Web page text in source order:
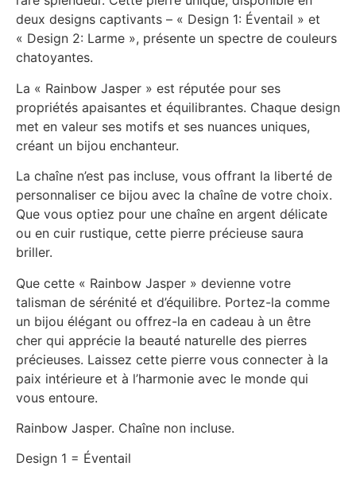
deux designs captivants – « Design 1: Éventail » et
« Design 2: Larme », présente un spectre de couleurs
chatoyantes.
La « Rainbow Jasper » est réputée pour ses
propriétés apaisantes et équilibrantes. Chaque design
met en valeur ses motifs et ses nuances uniques,
créant un bijou enchanteur.
La chaîne n’est pas incluse, vous offrant la liberté de
personnaliser ce bijou avec la chaîne de votre choix.
Que vous optiez pour une chaîne en argent délicate
ou en cuir rustique, cette pierre précieuse saura
briller.
Que cette « Rainbow Jasper » devienne votre
talisman de sérénité et d’équilibre. Portez-la comme
un bijou élégant ou offrez-la en cadeau à un être
cher qui apprécie la beauté naturelle des pierres
précieuses. Laissez cette pierre vous connecter à la
paix intérieure et à l’harmonie avec le monde qui
vous entoure.
Rainbow Jasper. Chaîne non incluse.
Design 1 = Éventail